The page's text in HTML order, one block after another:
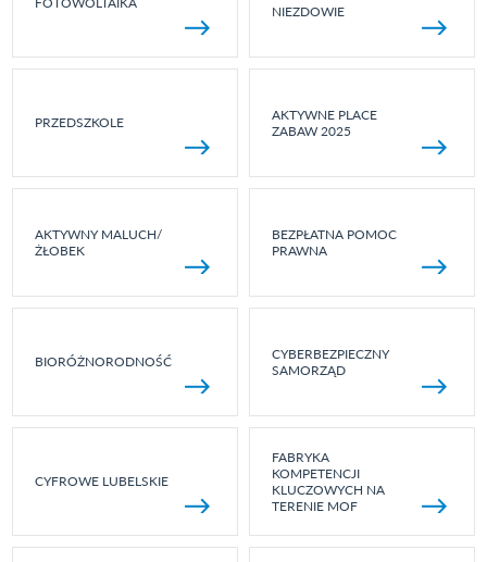
NIEZDOWIE
PRZEDSZKOLE
AKTYWNE PLACE
ZABAW 2025
AKTYWNY MALUCH/
ŻŁOBEK
BEZPŁATNA POMOC
PRAWNA
BIORÓŻNORODNOŚĆ
CYBERBEZPIECZNY
SAMORZĄD
CYFROWE LUBELSKIE
FABRYKA
KOMPETENCJI
KLUCZOWYCH NA
TERENIE MOF